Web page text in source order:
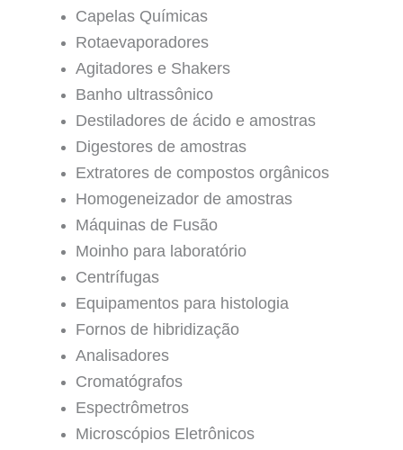
Capelas Químicas
Rotaevaporadores
Agitadores e Shakers
Banho ultrassônico
Destiladores de ácido e amostras
Digestores de amostras
Extratores de compostos orgânicos
Homogeneizador de amostras
Máquinas de Fusão
Moinho para laboratório
Centrífugas
Equipamentos para histologia
Fornos de hibridização
Analisadores
Cromatógrafos
Espectrômetros
Microscópios Eletrônicos